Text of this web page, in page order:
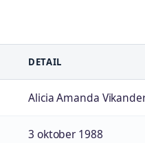
DETAIL
Alicia Amanda
3 oktober 1988